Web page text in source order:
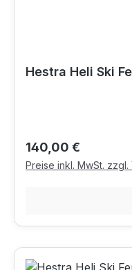
Hestra Heli Ski
Regulärer Preis:
140,00 €
Preise inkl. MwSt.